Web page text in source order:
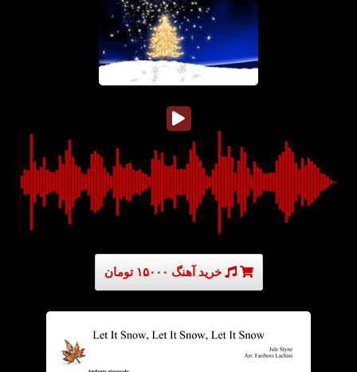
خرید آهنگ ۱۵۰۰۰ تومان